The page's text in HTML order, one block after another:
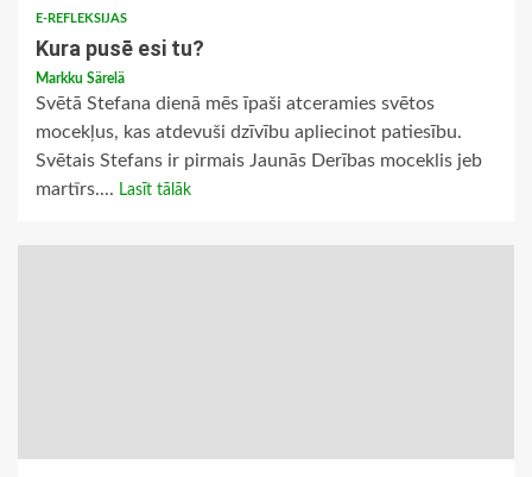
E-REFLEKSIJAS
Kura pusē esi tu?
Markku Särelä
Svētā Stefana dienā mēs īpaši atceramies svētos
mocekļus, kas atdevuši dzīvību apliecinot patiesību.
Svētais Stefans ir pirmais Jaunās Derības moceklis jeb
martīrs.... Lasīt tālāk